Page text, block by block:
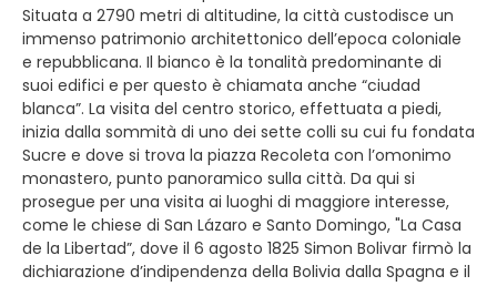
Situata a 2790 metri di altitudine, la città custodisce un
immenso patrimonio architettonico dell’epoca coloniale
e repubblicana. Il bianco è la tonalità predominante di
suoi edifici e per questo è chiamata anche “ciudad
blanca”. La visita del centro storico, effettuata a piedi,
inizia dalla sommità di uno dei sette colli su cui fu fondata
Sucre e dove si trova la piazza Recoleta con l’omonimo
monastero, punto panoramico sulla città. Da qui si
prosegue per una visita ai luoghi di maggiore interesse,
come le chiese di San Lázaro e Santo Domingo, "La Casa
de la Libertad”, dove il 6 agosto 1825 Simon Bolivar firmò la
dichiarazione d’indipendenza della Bolivia dalla Spagna e il